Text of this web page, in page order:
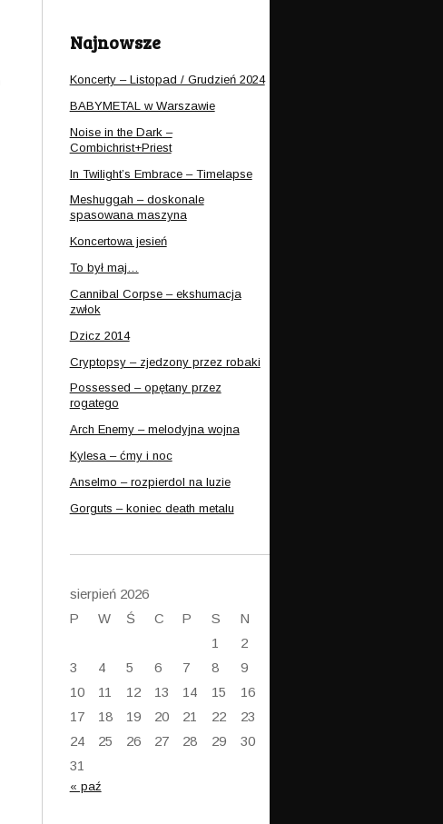
Najnowsze
Koncerty – Listopad / Grudzień 2024
BABYMETAL w Warszawie
Noise in the Dark –
Combichrist+Priest
In Twilight’s Embrace – Timelapse
Meshuggah – doskonale
spasowana maszyna
Koncertowa jesień
To był maj…
Cannibal Corpse – ekshumacja
zwłok
Dzicz 2014
Cryptopsy – zjedzony przez robaki
Possessed – opętany przez
rogatego
Arch Enemy – melodyjna wojna
Kylesa – ćmy i noc
Anselmo – rozpierdol na luzie
Gorguts – koniec death metalu
sierpień 2026
P
W Ś C P S
N
1
2
3
4 5 6 7 8
9
10
11 12 13 14 15
16
17
18 19 20 21 22
23
24
25 26 27 28 29
30
31
« paź